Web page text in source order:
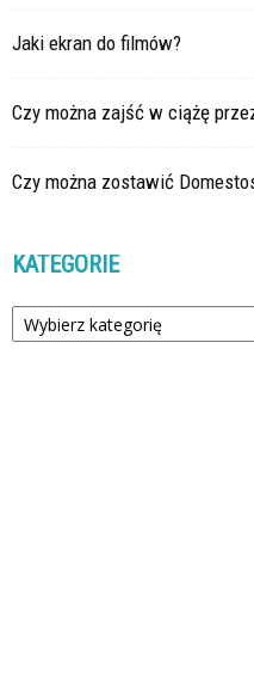
Jaki ekran do filmów?
Czy można zajść w ciążę
Czy można zostawić
KATEGORIE
Kategorie